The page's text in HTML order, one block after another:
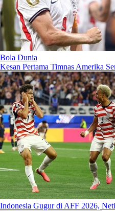
Bola Dunia
Kesan Pertama Timnas Amerika
Indonesia Gugur di AFF 2026,